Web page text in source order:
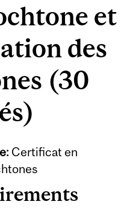
et
des
(30
Certificat en